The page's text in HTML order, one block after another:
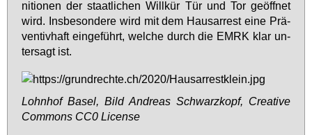
ni­tio­nen der staat­li­chen Will­kür Tür und Tor ge­öff­net
wird. Ins­be­son­de­re wird mit dem Haus­ar­rest ei­ne Prä­
ven­tiv­haft ein­ge­führt, wel­che durch die EM­RK klar un­
ter­sagt ist.
Lohn­hof Ba­sel, Bild An­dre­as Schwarz­kopf, Crea­ti­ve
Com­mons CC0 Li­cen­se